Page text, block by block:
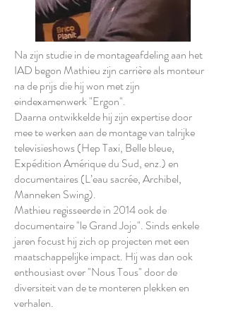
Na zijn studie in de montageafdeling aan het
IAD begon Mathieu zijn carrière als monteur
na de prijs die hij won met zijn
eindexamenwerk "Ergon".
Daarna ontwikkelde hij zijn expertise door
mee te werken aan de montage van talrijke
televisieshows (Hep Taxi, Belle bleue,
Expédition Amérique du Sud, enz.) en
documentaires (L’eau sacrée, Archibel,
Manneken Swing).
Mathieu regisseerde in 2014 ook de
documentaire "le Grand Jojo". Sinds enkele
jaren focust hij zich op projecten met een
maatschappelijke impact. Hij was dan ook
enthousiast over "Nous Tous" door de
diversiteit van de te monteren plekken en
verhalen.